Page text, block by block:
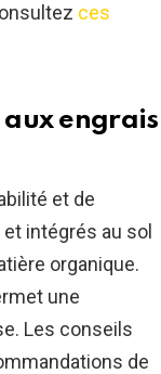
ces
engrais
et de
intégrés au sol
organique.
une
Les conseils
de